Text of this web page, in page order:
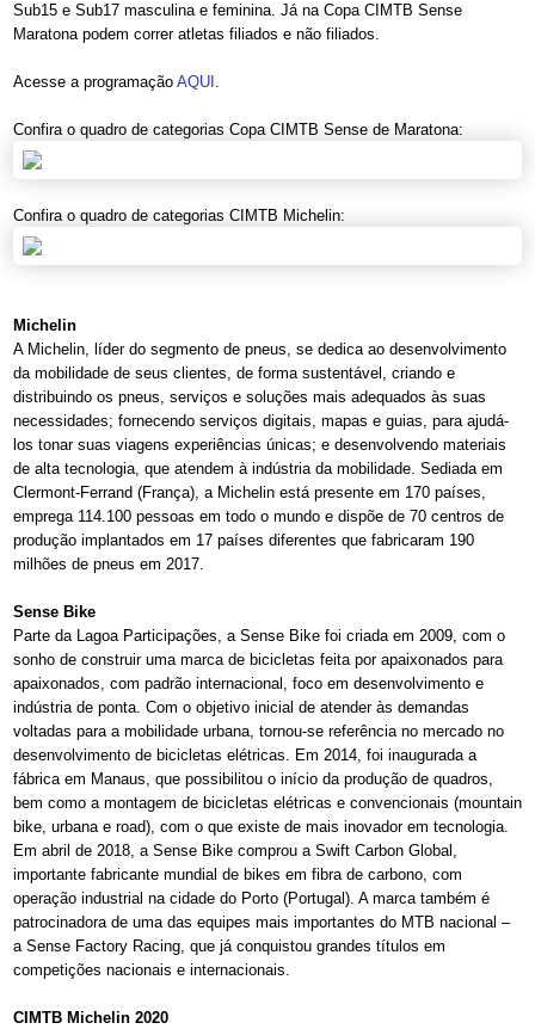
Sub15 e Sub17 masculina e feminina. Já na Copa CIMTB Sense
Maratonapodem correr atletas filiados e não filiados.
Acesse a programação AQUI .
Confira o quadro de categorias Copa CIMTB Sense de Maratona:
Confira o quadro de categorias CIMTB Michelin:
Michelin
A Michelin, líder do segmento de pneus, se dedica ao desenvolvimento
da mobilidade de seus clientes, de forma sustentável, criando e
distribuindo os pneus, serviços e soluções mais adequados às suas
necessidades; fornecendo serviços digitais, mapas e guias, para ajudá-
los tonar suas viagens experiências únicas; e desenvolvendo materiais
de alta tecnologia, que atendem à indústria da mobilidade. Sediada em
Clermont-Ferrand (França), a Michelin está presente em 170 países,
emprega 114.100 pessoas em todo o mundo e dispõe de 70 centros de
produção implantados em 17 países diferentes que fabricaram 190
milhões de pneus em 2017.
Sense Bike
Parte da Lagoa Participações, a Sense Bike foi criada em 2009, com o
sonho de construir uma marca de bicicletas feita por apaixonados para
apaixonados, com padrão internacional, foco em desenvolvimento e
indústria de ponta. Com o objetivo inicial de atender às demandas
voltadas para a mobilidade urbana, tornou-se referência no mercado no
desenvolvimento de bicicletas elétricas. Em 2014, foi inaugurada a
fábrica em Manaus, que possibilitou o início da produção de quadros,
bem como a montagem de bicicletas elétricas e convencionais (mountain
bike, urbana e road), com o que existe de mais inovador em tecnologia.
Em abril de 2018, a Sense Bike comprou a Swift Carbon Global,
importante fabricante mundial de bikes em fibra de carbono, com
operação industrial na cidade do Porto (Portugal). A marca também é
patrocinadora de uma das equipes mais importantes do MTB nacional –
a Sense Factory Racing, que já conquistou grandes títulos em
competições nacionais e internacionais.
CIMTB Michelin 2020